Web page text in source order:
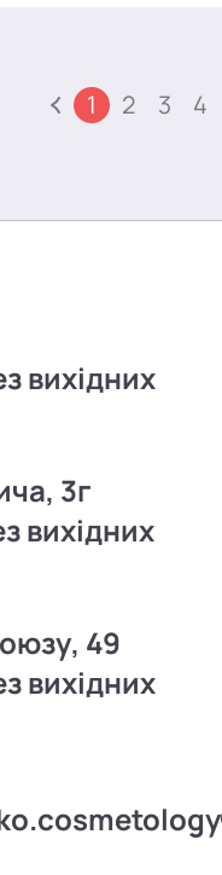
1 2 3 4
вихідних
3г
вихідних
49
вихідних